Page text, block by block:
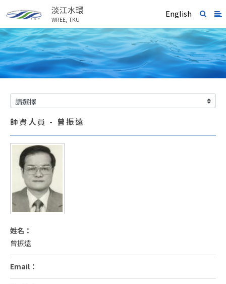
淡江水環
WREE, TKU
English
師資人員 - 曾振遠
姓名：
曾振遠
Email：